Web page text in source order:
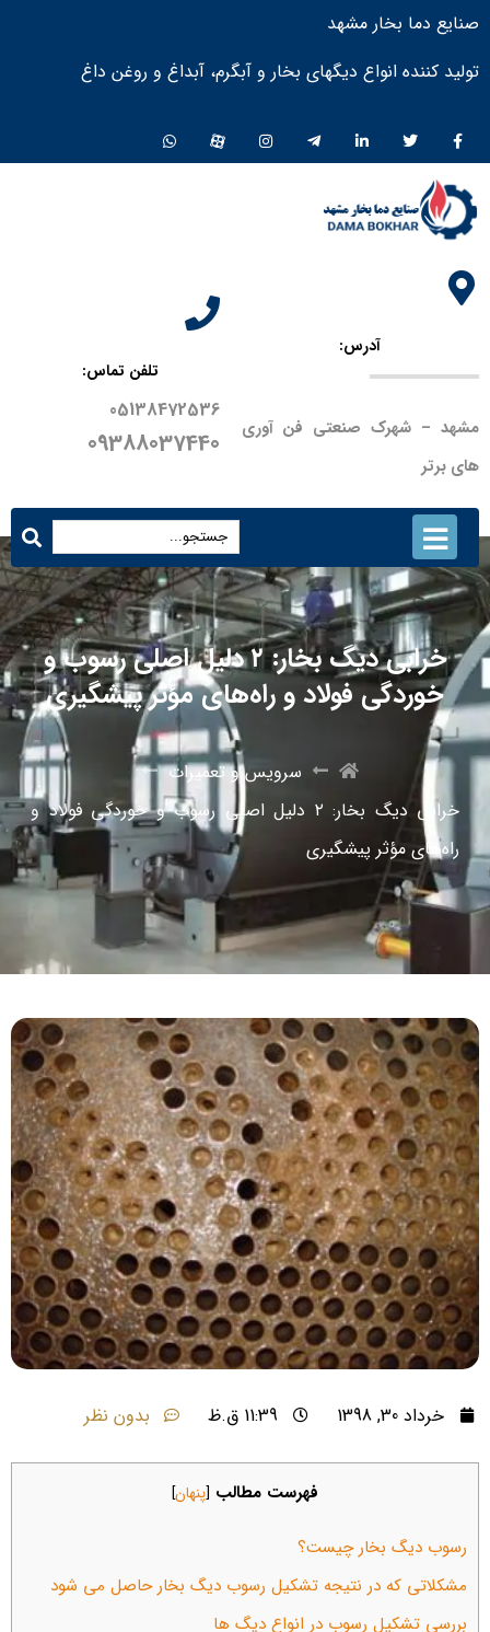
صنایع دما بخار مشهد
تولید کننده انواع دیگهای بخار و آبگرم، آبداغ و روغن داغ ​
آدرس:
مشهد – شهرک صنعتی فن آوری
های برتر
تلفن تماس:
05138472536
09388037440
خرابی دیگ بخار: ۲ دلیل اصلی رسوب و
خوردگی فولاد و راه‌های مؤثر پیشگیری
سرویس و تعمیرات
خرابی دیگ بخار: ۲ دلیل اصلی رسوب و خوردگی فولاد و
راه‌های مؤثر پیشگیری
خرداد 30, 1398 11:39 ق.ظ بدون نظر
فهرست مطالب [پنهان]
رسوب دیگ بخار چیست؟
مشکلاتی که در نتیجه تشکیل رسوب دیگ بخار حاصل می شود
بررسی تشکیل رسوب در انواع دیگ ها